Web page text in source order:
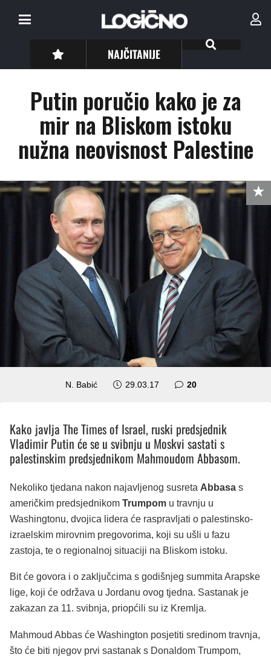
NAJČITANIJE
Putin poručio kako je za
mir na Bliskom istoku
nužna neovisnost Palestine
N. Babić 29.03.17 20komentara
Kako javlja The Times of Israel, ruski predsjednik
Vladimir Putin će se u svibnju u Moskvi sastati s
palestinskim predsjednikom Mahmoudom Abbasom.
Nekoliko tjedana nakon najavljenog susreta Abbasa s
američkim predsjednikom Trumpom u travnju u
Washingtonu, dvojica lidera će raspravljati o palestinsko-
izraelskim mirovnim pregovorima, koji su ušli u fazu
zastoja, te o regionalnoj situaciji na Bliskom istoku.
Bit će govora i o zaključcima s godišnjeg summita Arapske
lige, koji će održava u Jordanu ovog tjedna. Sastanak je
zakazan za 11. svibnja, priopćili su iz Kremlja.
Mahmoud Abbas će Washington posjetiti sredinom travnja,
što će biti njegov prvi sastanak s Donaldom Trumpom,